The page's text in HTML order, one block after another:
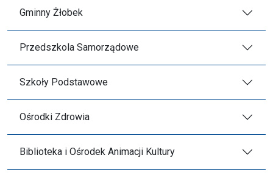
Gminny Żłobek
Przedszkola Samorządowe
Szkoły Podstawowe
Ośrodki Zdrowia
Biblioteka i Ośrodek Animacji Kultury